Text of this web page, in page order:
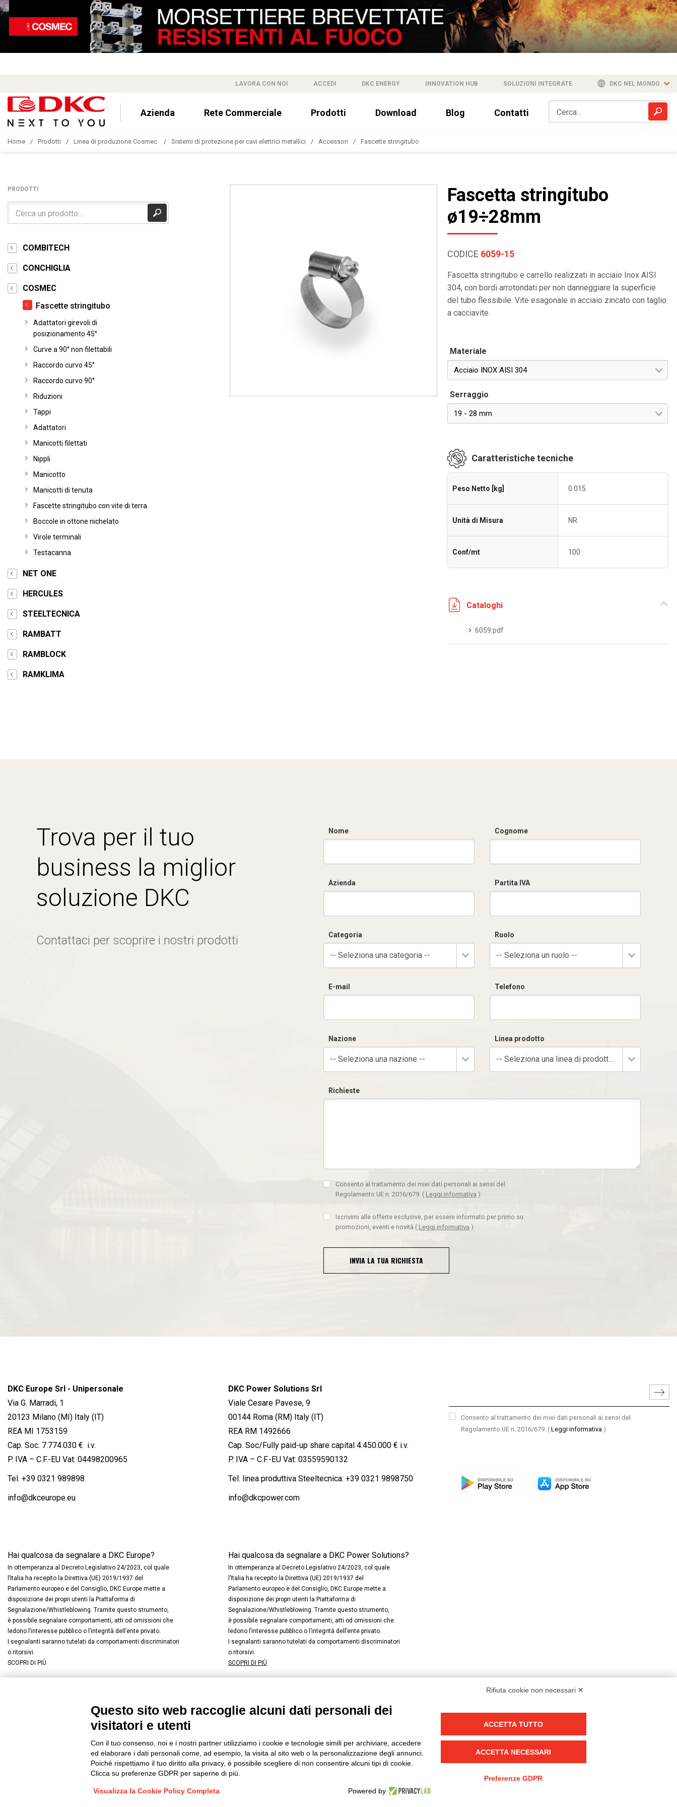
LAVORA CON NOI ACCEDI DKC ENERGY INNOVATION HUB SOLUZIONI INTEGRATE DKC NEL MONDO
Azienda Rete Commerciale Prodotti Download Blog Contatti
Home Prodotti Linea di produzione Cosmec Sistemi di protezione per cavi elettrici metallici Accessori Fascette stringitubo
PRODOTTI
COMBITECH
CONCHIGLIA
COSMEC
Fascette stringitubo
Adattatori girevoli di
posizionamento 45°
Curve a 90° non filettabili
Raccordo curvo 45°
Raccordo curvo 90°
Riduzioni
Tappi
Adattatori
Manicotti filettati
Nippli
Manicotto
Manicotti di tenuta
Fascette stringitubo con vite di terra
Boccole in ottone nichelato
Virole terminali
Testacanna
NET ONE
HERCULES
STEELTECNICA
RAMBATT
RAMBLOCK
RAMKLIMA
Fascetta stringitubo
ø19÷28mm
CODICE 6059-15
Fascetta stringitubo e carrello realizzati in acciaio Inox AISI
304, con bordi arrotondati per non danneggiare la superficie
del tubo flessibile. Vite esagonale in acciaio zincato con taglio
a cacciavite.
Materiale
Acciaio INOX AISI 304
Serraggio
19 - 28 mm
Caratteristiche tecniche
Peso Netto [kg] 0.015
Unità di Misura NR
Conf/mt 100
Cataloghi
6059.pdf
Trova per il tuo
business la miglior
soluzione DKC
Contattaci per scoprire i nostri prodotti
Nome Cognome
Azienda Partita IVA
Categoria
-- Seleziona una categoria --
Ruolo
-- Seleziona un ruolo --
E-mail Telefono
Nazione
-- Seleziona una nazione --
Linea prodotto
-- Seleziona una linea di prodotto --
Richieste
Consento al trattamento dei miei dati personali ai sensi del
Regolamento UE n. 2016/679. ( Leggi informativa )
Iscrivimi alle offerte esclusive, per essere informato per primo su
promozioni, eventi e novità ( Leggi informativa )
INVIA LA TUA RICHIESTA
DKC Europe Srl - Unipersonale
Via G. Marradi, 1
20123 Milano (MI) Italy (IT)
REA MI 1753159
Cap. Soc. 7.774.030 € i.v.
P. IVA – C.F.-EU Vat: 04498200965
Tel. +39 0321 989898
info@dkceurope.eu
Hai qualcosa da segnalare a DKC Europe?
In ottemperanza al Decreto Legislativo 24/2023, col quale
l’Italia ha recepito la Direttiva (UE) 2019/1937 del
Parlamento europeo e del Consiglio, DKC Europe mette a
disposizione dei propri utenti la Piattaforma di
Segnalazione/Whistleblowing. Tramite questo strumento,
è possibile segnalare comportamenti, atti od omissioni che
ledono l’interesse pubblico o l’integrità dell’ente privato.
I segnalanti saranno tutelati da comportamenti discriminatori
o ritorsivi.
SCOPRI DI PIÙ
DKC Power Solutions Srl
Viale Cesare Pavese, 9
00144 Roma (RM) Italy (IT)
REA RM 1492666
Cap. Soc/Fully paid-up share capital 4.450.000 € i.v.
P. IVA – C.F.-EU Vat: 03559590132
Tel. linea produttiva Steeltecnica: +39 0321 9898750
info@dkcpower.com
Hai qualcosa da segnalare a DKC Power Solutions?
In ottemperanza al Decreto Legislativo 24/2023, col quale
l’Italia ha recepito la Direttiva (UE) 2019/1937 del
Parlamento europeo e del Consiglio, DKC Europe mette a
disposizione dei propri utenti la Piattaforma di
Segnalazione/Whistleblowing. Tramite questo strumento,
è possibile segnalare comportamenti, atti od omissioni che
ledono l’interesse pubblico o l’integrità dell’ente privato.
I segnalanti saranno tutelati da comportamenti discriminatori
o ritorsivi.
SCOPRI DI PIÙ
Consento al trattamento dei miei dati personali ai sensi del
Regolamento UE n. 2016/679. ( Leggi informativa )
FACEBOOK LINKEDIN / YOUTUBE INSTAGRAM
Privacy -Cookies -Modifica preferenze Cookie
Rifiuta cookie non necessari ✕
Questo sito web raccoglie alcuni dati personali dei
visitatori e utenti
Con il tuo consenso, noi e i nostri partner utilizziamo i cookie e tecnologie simili per archiviare, accedere
ed elaborare i dati personali come, ad esempio, la visita al sito web o la personalizzazione degli annunci.
Poiché rispettiamo il tuo diritto alla privacy, è possibile scegliere di non consentire alcuni tipi di cookie.
Clicca su preferenze GDPR per saperne di più.
Visualizza la Cookie Policy Completa Powered by
ACCETTA TUTTO
ACCETTA NECESSARI
Preferenze GDPR